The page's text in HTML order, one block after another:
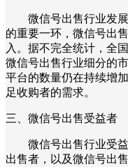
微信号出售行业发展
的重要一环，微信号出
入。据不完全统计，全
微信号出售行业细分的
平台的数量仍在持续增
足收购者的需求。
三、微信号出售受益者
微信号出售行业受益
出售者，以及微信号出